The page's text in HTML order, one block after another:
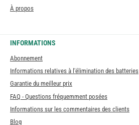
À propos
INFORMATIONS
Abonnement
Informations relatives à l'élimination des batteries
Garantie du meilleur prix
FAQ - Questions fréquemment posées
Informations sur les commentaires des clients
Blog